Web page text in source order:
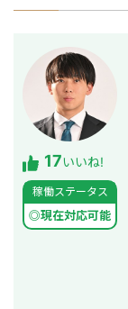
17いいね!
稼働ステータス
◎現在対応可能